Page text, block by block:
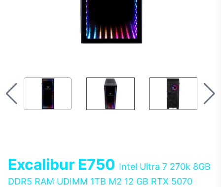
Excalibur E750 Intel Ultra 7 270k 8GB
DDR5 RAM UDIMM 1TB M2 12 GB RTX 5070